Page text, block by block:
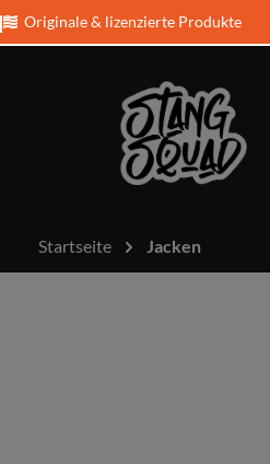
Originale & lizenzierte Produkte
Startseite Jacken